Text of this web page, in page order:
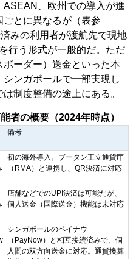
ASEAN、欧州での導入が進
とに異なるが（表参
みの利用者が渡航先で現地
行う形式が一般的だ。ただ
ボーダー）送金といった本
ンガポールで一部実現し
制度整備の途上にある。
者の概要（2024年時点）
備考
初の海外導入。ブータン王立通貨庁
（RMA）と連携し、QR決済に対応
店舗などでのUPI決済は可能だが、
個人送金（国際送金）機能は未対応
シンガポールのペイナウ
（PayNow）と相互接続済みで、個
人間の双方向送金に対応。通貨換算